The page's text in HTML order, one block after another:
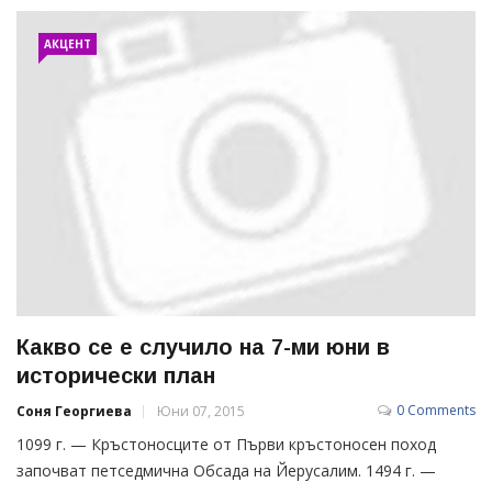
АКЦЕНТ
Какво се е случило на 7-ми юни в
исторически план
Соня Георгиева Юни 07, 2015 0 Comments
1099 г. — Кръстоносците от Първи кръстоносен поход
започват петседмична Обсада на Йерусалим. 1494 г. —